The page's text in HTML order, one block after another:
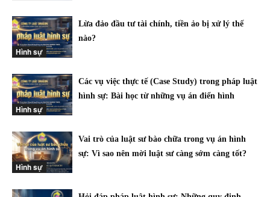
Hình sự
Lừa đảo đầu tư tài chính, tiền ảo bị xử lý thế
nào?
Hình sự
Các vụ việc thực tế (Case Study) trong pháp luật
hình sự: Bài học từ những vụ án điển hình
Hình sự
Vai trò của luật sư bào chữa trong vụ án hình
sự: Vì sao nên mời luật sư càng sớm càng tốt?